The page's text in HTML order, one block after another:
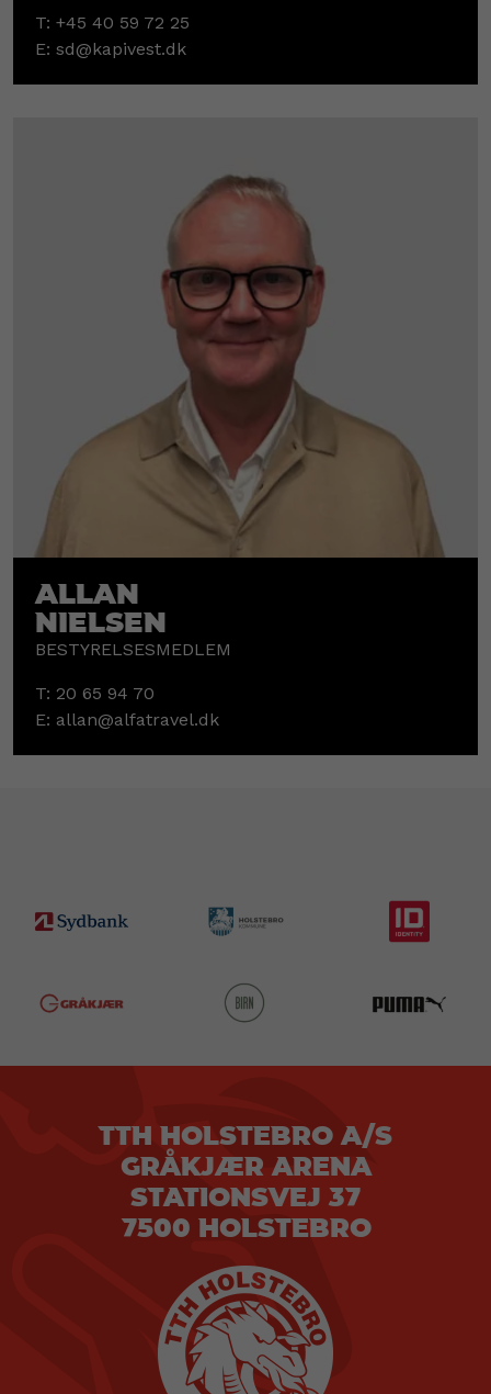
T: +45 40 59 72 25
E: sd@kapivest.dk
Allan
Nielsen
BESTYRELSESMEDLEM
T: 20 65 94 70
E: allan@alfatravel.dk
TTH HOLSTEBRO A/S
GRÅKJÆR ARENA
STATIONSVEJ 37
7500 HOLSTEBRO